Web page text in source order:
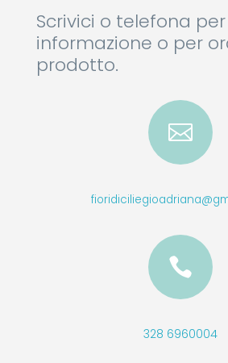
Scrivici o telefona
informazione o per
prodotto.


328 6960004